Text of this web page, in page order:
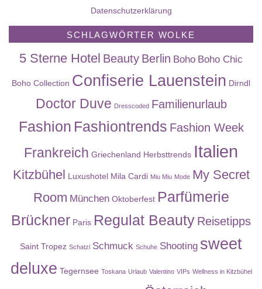
Datenschutzerklärung
SCHLAGWÖRTER WOLKE
5 Sterne Hotel Beauty Berlin Boho Boho Chic
Boho Collection Confiserie Lauenstein Dirndl
Doctor Duve Dresscoded Familienurlaub
Fashion Fashiontrends Fashion Week
Frankreich Griechenland Herbsttrends Italien
Kitzbühel Luxushotel Mila Cardi Miu Miu Mode My Secret
Room München Oktoberfest Parfümerie
Brückner Paris Regulat Beauty Reisetipps
Saint Tropez Schatzi Schmuck Schuhe Shooting sweet
deluxe Tegernsee Toskana Urlaub Valentino VIPs Wellness in Kitzbühel